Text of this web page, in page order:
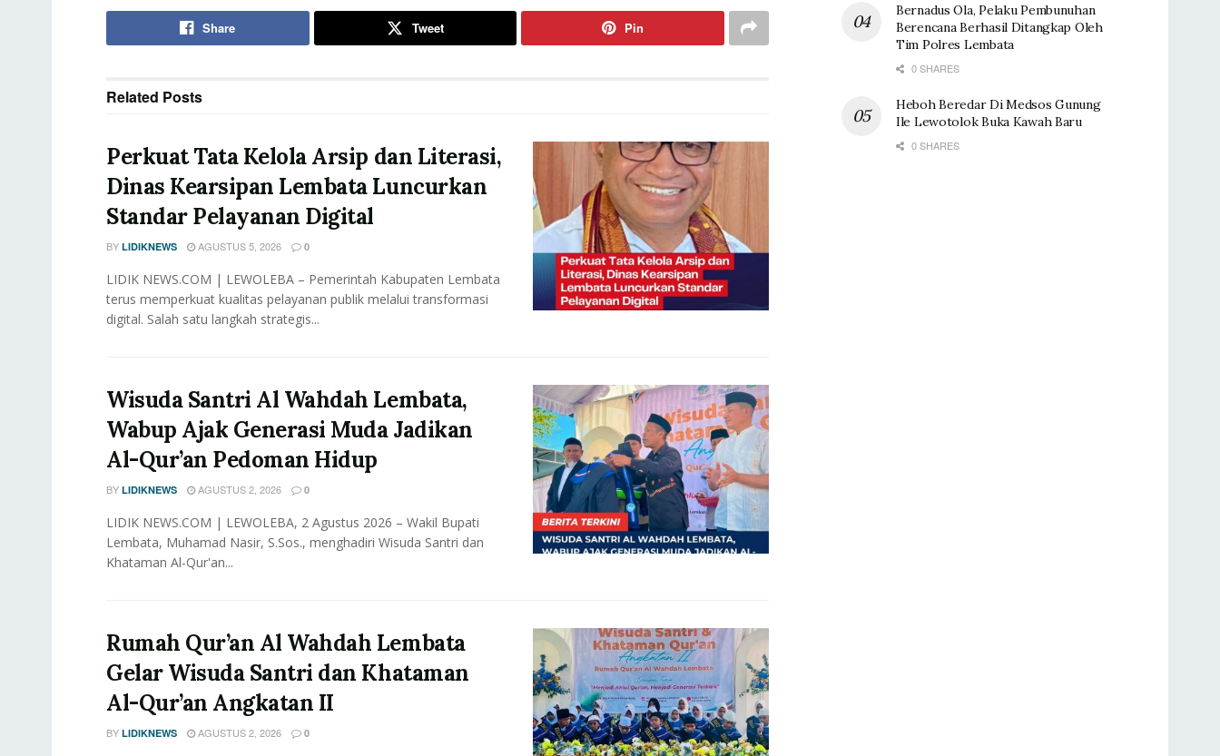
Share Tweet Pin
Related Posts
Perkuat Tata Kelola Arsip dan Literasi,
Dinas Kearsipan Lembata Luncurkan
Standar Pelayanan Digital
BY LIDIKNEWS AGUSTUS 5, 2026 0
LIDIK NEWS.COM | LEWOLEBA – Pemerintah Kabupaten Lembata
terus memperkuat kualitas pelayanan publik melalui transformasi
digital. Salah satu langkah strategis...
Wisuda Santri Al Wahdah Lembata,
Wabup Ajak Generasi Muda Jadikan
Al-Qur’an Pedoman Hidup
BY LIDIKNEWS AGUSTUS 2, 2026 0
LIDIK NEWS.COM | LEWOLEBA, 2 Agustus 2026 – Wakil Bupati
Lembata, Muhamad Nasir, S.Sos., menghadiri Wisuda Santri dan
Khataman Al-Qur'an...
Rumah Qur’an Al Wahdah Lembata
Gelar Wisuda Santri dan Khataman
Al-Qur’an Angkatan II
BY LIDIKNEWS AGUSTUS 2, 2026 0
Bernadus Ola, Pelaku Pembunuhan
Berencana Berhasil Ditangkap Oleh
Tim Polres Lembata
0 SHARES
Heboh Beredar Di Medsos Gunung
Ile Lewotolok Buka Kawah Baru
0 SHARES